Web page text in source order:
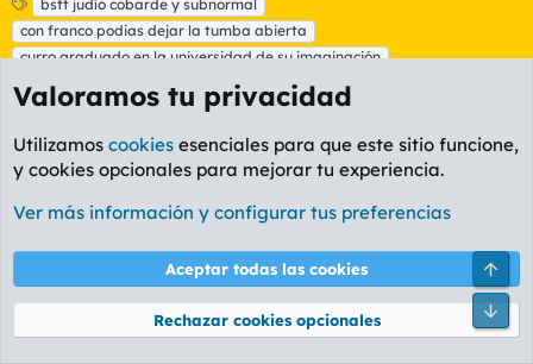
t
i
u
e
a
s
bstt judío cobarde y subnormal
con franco podias dejar la tumba abierta
curro graduado en la universidad de su imaginación
curro y sus trolacas de paleto oligofrénico
el panteón de curro es más grande
franco @boniato
franco bahadonde?
subcampeones 1939
Compartir: Facebook
X BlueskyLinkedIn
RedditPinterest
Tumblr
Enlace
Valoramos tu privacidad
Utilizamos cookies esenciales para que este sitio funcione,
y cookies opcionales para mejorar tu experiencia.
Ver más información y configurar tus preferencias
Aceptar todas las cookies
Rechazar cookies opcionales
Pie